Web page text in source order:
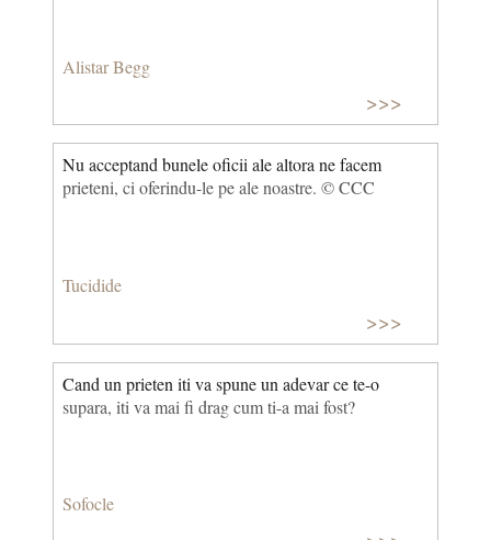
Alistar Begg
>>>
Nu acceptand bunele oficii ale altora ne facem
prieteni, ci oferindu-le pe ale noastre. © CCC
Tucidide
>>>
Cand un prieten iti va spune un adevar ce te-o
supara, iti va mai fi drag cum ti-a mai fost?
Sofocle